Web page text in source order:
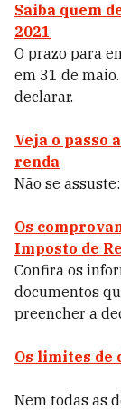
Saiba quem
2021
O prazo para
em 31 de
declarar.
Veja o passo
renda
Não se
Os
Imposto de
Confira os
documentos
preencher a
Os limites de
Nem todas as